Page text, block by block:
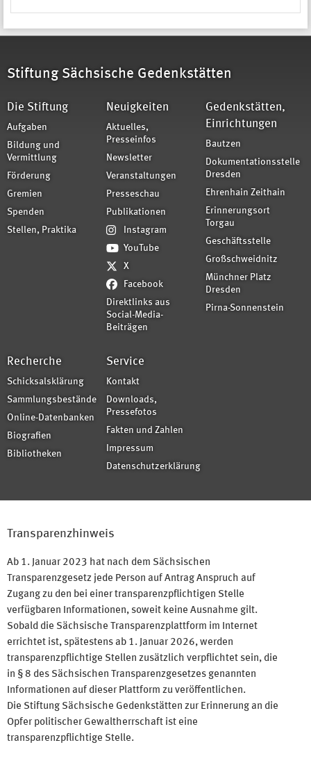
Stiftung Sächsische Gedenkstätten
Die Stiftung
Aufgaben
Bildung und
Vermittlung
Förderung
Gremien
Spenden
Stellen, Praktika
Neuigkeiten
Aktuelles,
Presseinfos
Newsletter
Veranstaltungen
Presseschau
Publikationen
Instagram
YouTube
X
Facebook
Direktlinks aus
Social-Media-
Beiträgen
Gedenkstätten,
Einrichtungen
Bautzen
Dokumentationsstelle
Dresden
Ehrenhain Zeithain
Erinnerungsort
Torgau
Geschäftsstelle
Großschweidnitz
Münchner Platz
Dresden
Pirna-Sonnenstein
Recherche
Schicksalsklärung
Sammlungsbestände
Online-Datenbanken
Biografien
Bibliotheken
Service
Kontakt
Downloads,
Pressefotos
Fakten und Zahlen
Impressum
Datenschutzerklärung
Transparenzhinweis
Ab 1. Januar 2023 hat nach dem Sächsischen
Transparenzgesetz jede Person auf Antrag Anspruch auf
Zugang zu den bei einer transparenzpflichtigen Stelle
verfügbaren Informationen, soweit keine Ausnahme gilt.
Sobald die Sächsische Transparenzplattform im Internet
errichtet ist, spätestens ab 1. Januar 2026, werden
transparenzpflichtige Stellen zusätzlich verpflichtet sein, die
in § 8 des Sächsischen Transparenzgesetzes genannten
Informationen auf dieser Plattform zu veröffentlichen.
Die Stiftung Sächsische Gedenkstätten zur Erinnerung an die
Opfer politischer Gewaltherrschaft ist eine
transparenzpflichtige Stelle.